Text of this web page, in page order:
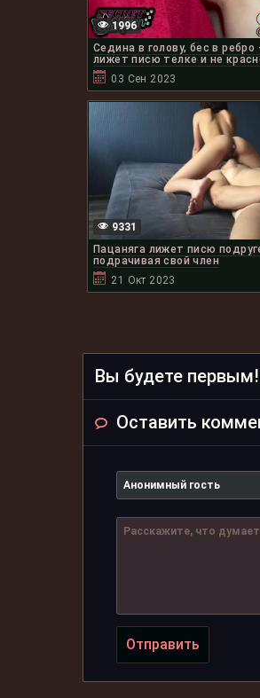
1996
Седина в голову, бес в
лижет писю телке и не
03 Сен 2023
9331
Пацаняга лижет писю
подрачивая свой член
21 Окт 2023
Вы будете первым!
Оставить
Отправить